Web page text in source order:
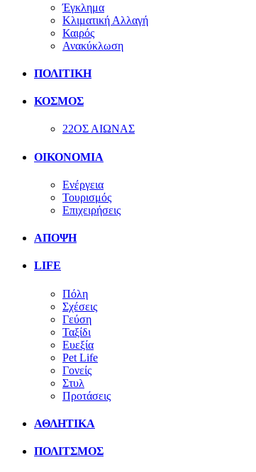
Έγκλημα
Κλιματική Αλλαγή
Καιρός
Ανακύκλωση
ΠΟΛΙΤΙΚΗ
ΚΟΣΜΟΣ
22ΟΣ ΑΙΩΝΑΣ
ΟΙΚΟΝΟΜΙΑ
Ενέργεια
Τουρισμός
Επιχειρήσεις
ΑΠΟΨΗ
LIFE
Πόλη
Σχέσεις
Γεύση
Ταξίδι
Ευεξία
Pet Life
Γονείς
Στυλ
Προτάσεις
ΑΘΛΗΤΙΚΑ
ΠΟΛΙΤΣΜΟΣ